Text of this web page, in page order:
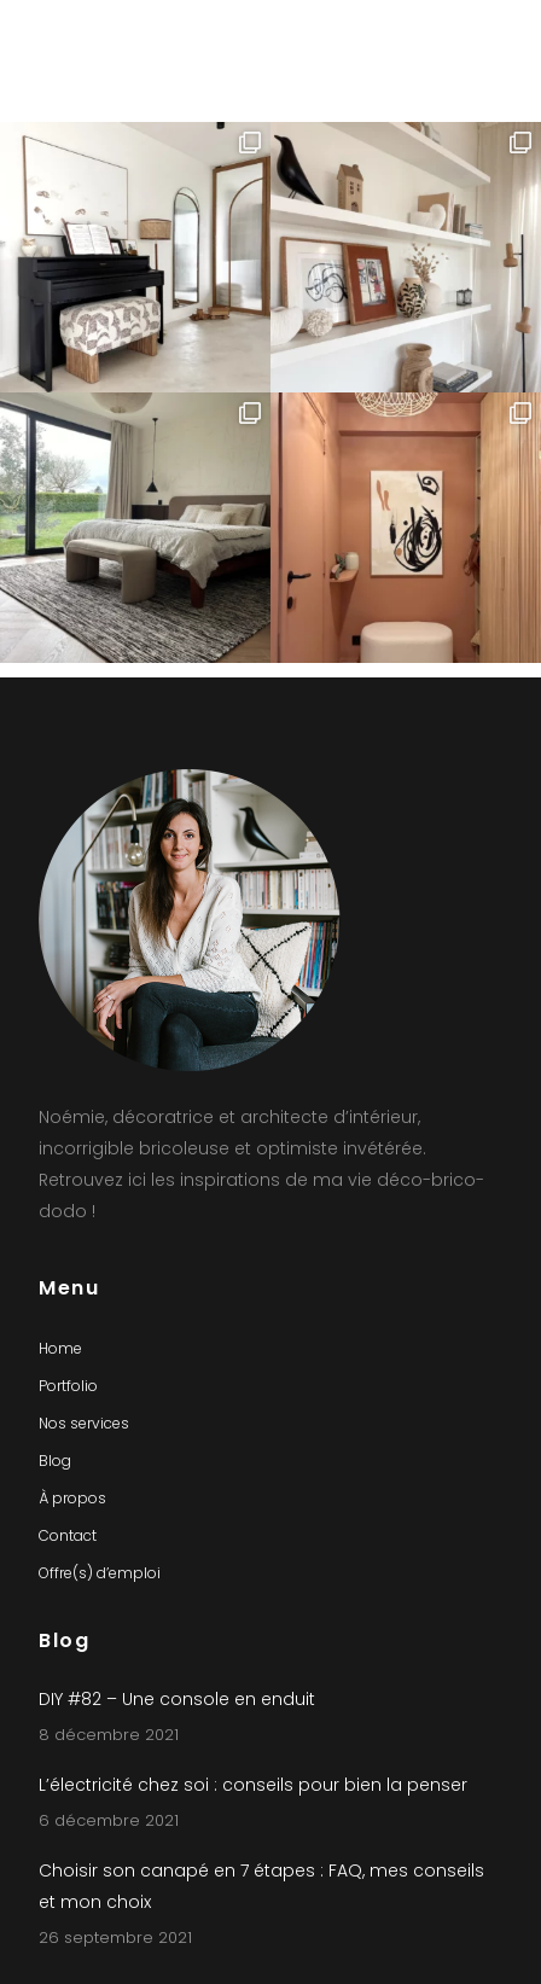
Noémie, décoratrice et architecte d’intérieur,
incorrigible bricoleuse et optimiste invétérée.
Retrouvez ici les inspirations de ma vie déco-brico-
dodo !
Menu
Home
Portfolio
Nos services
Blog
À propos
Contact
Offre(s) d’emploi
Blog
DIY #82 – Une console en enduit
8 décembre 2021
L’électricité chez soi : conseils pour bien la penser
6 décembre 2021
Choisir son canapé en 7 étapes : FAQ, mes conseils
et mon choix
26 septembre 2021